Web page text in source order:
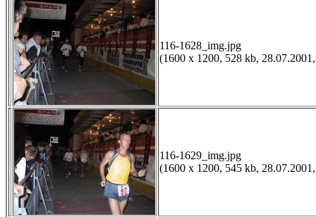
116-1628_img.jpg
(1600 x 1200, 528 kb,
116-1629_img.jpg
(1600 x 1200, 545 kb,